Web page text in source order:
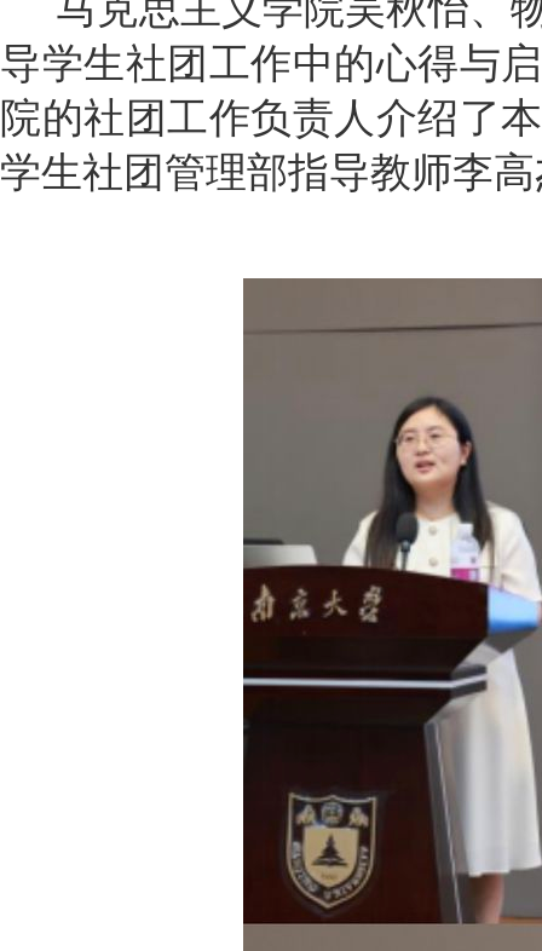
马克思主义学院吴秋怡、
导学生社团工作中的心得与
院的社团工作负责人介绍了
学生社团管理部指导教师李